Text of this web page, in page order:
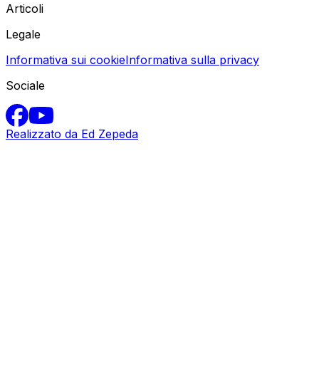
Articoli
Legale
Informativa sui cookieInformativa sulla privacy
Sociale
Realizzato da Ed Zepeda